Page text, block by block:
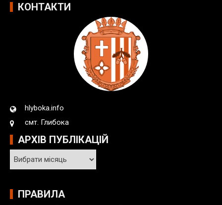
КОНТАКТИ
hlyboka.info
смт. Глибока
АРХІВ ПУБЛІКАЦІЙ
А
р
і
ПРАВИЛА